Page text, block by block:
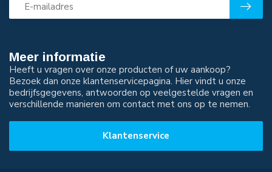
Meer informatie
Heeft u vragen over onze producten of uw aankoop?
Bezoek dan onze klantenservicepagina. Hier vindt u onze
bedrijfsgegevens, antwoorden op veelgestelde vragen en
verschillende manieren om contact met ons op te nemen.
Klantenservice